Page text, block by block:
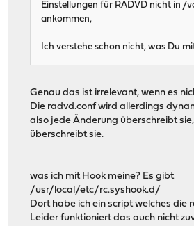
Einstellungen für RADVD nicht in
ankommen,
Ich verstehe schon nicht, was Du
Genau das ist irrelevant, wenn es
Die radvd.conf wird allerdings
also jede Änderung überschreibt
überschreibt sie.
was ich mit Hook meine? Es gibt
/usr/local/etc/rc.syshook.d/
Dort habe ich ein script welches die
Leider funktioniert das auch nicht